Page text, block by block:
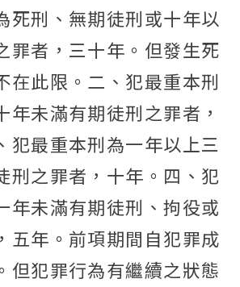
死刑、無期徒刑或十年以
罪者，三十年。但發生死
在此限。二、犯最重本刑
年未滿有期徒刑之罪者，
犯最重本刑為一年以上三
刑之罪者，十年。四、犯
年未滿有期徒刑、拘役或
五年。前項期間自犯罪成
但犯罪行為有繼續之狀態